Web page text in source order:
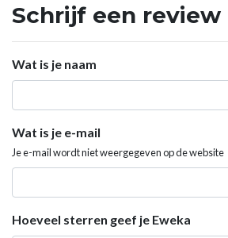
Schrijf een review
Wat is je naam
Wat is je e-mail
Je e-mail wordt niet weergegeven op de website
Hoeveel sterren geef je Eweka